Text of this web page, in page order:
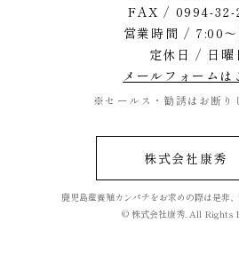
FAX / 0994-32-
営業時間 / 7:00
定休日 / 日曜
メールフォームは
※セールス・勧誘はお断り
株式会社康秀
鹿児島産養殖カンパチをお求めの際は是非
© 株式会社康秀. All Rights